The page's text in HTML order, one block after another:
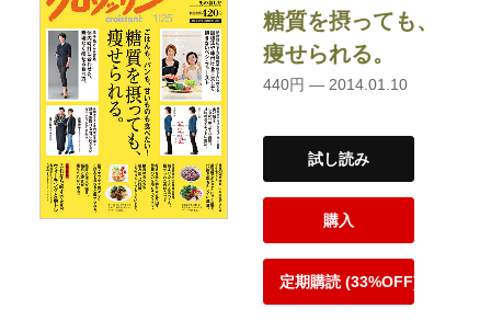
糖質を摂っても、
痩せられる。
440円 — 2014.01.10
試し読み
購入
定期購読 (33%OFF)